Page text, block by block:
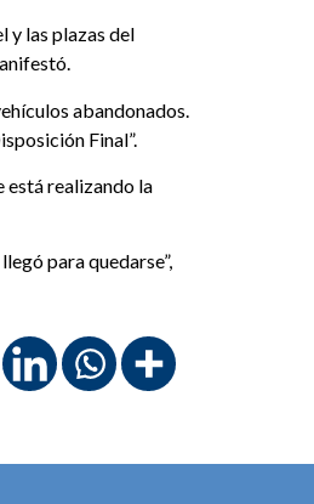
y las plazas del
abandonados.
Final”.
está realizando la
para quedarse”,